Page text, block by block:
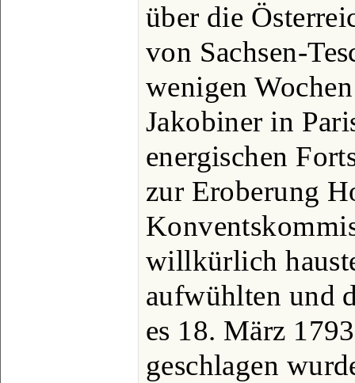
über die
von Sachsen-
wenigen
Jakobiner in
energischen
zur Eroberung
willkürlich
aufwühlten und
es 18. März
geschlagen